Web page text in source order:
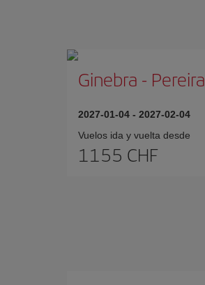
Ginebra - Pereira
2027-01-04 - 2027-02-04
Vuelos ida y vuelta desde
1155 CHF